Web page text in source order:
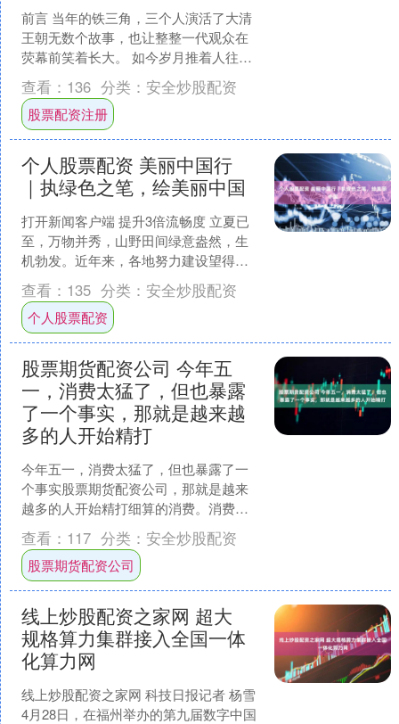
前言 当年的铁三角，三个人演活了大清
王朝无数个故事，也让整整一代观众在
荧幕前笑着长大。 如今岁月推着人往前
走，这三个人的名字又因为各种各样的
是非重新出现在热搜上....
查看： 136 分类： 安全炒股配资
股票配资注册
个人股票配资 美丽中国行
｜执绿色之笔，绘美丽中国
打开新闻客户端 提升3倍流畅度 立夏已
至，万物并秀，山野田间绿意盎然，生
机勃发。近年来，各地努力建设望得见
山、看得见水、记得住乡愁的美丽中
国，让自然生态美景永驻....
查看： 135 分类： 安全炒股配资
个人股票配资
股票期货配资公司 今年五
一，消费太猛了，但也暴露
了一个事实，那就是越来越
多的人开始精打
今年五一，消费太猛了，但也暴露了一
个事实股票期货配资公司，那就是越来
越多的人开始精打细算的消费。消费确
实很多，但消费很精明。很多人出门吃
饭，先看看有没有券。打车....
查看： 117 分类： 安全炒股配资
股票期货配资公司
线上炒股配资之家网 超大
规格算力集群接入全国一体
化算力网
线上炒股配资之家网 科技日报记者 杨雪
4月28日，在福州举办的第九届数字中国